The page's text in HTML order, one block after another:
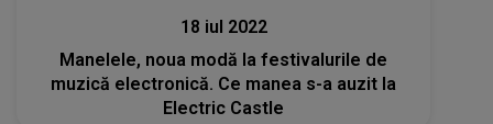
18 iul 2022
Manelele, noua modă la festivalurile de
muzică electronică. Ce manea s-a auzit la
Electric Castle